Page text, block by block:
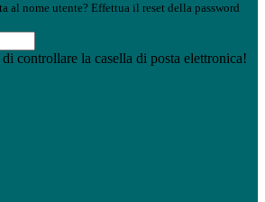
al nome utente? Effettua il reset della password
controllare la casella di posta elettronica!